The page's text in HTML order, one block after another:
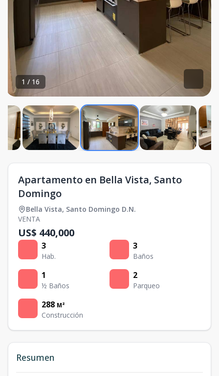
1 / 16
Apartamento en Bella Vista, Santo
Domingo
Bella Vista, Santo Domingo D.N.
VENTA
US$ 440,000
3
Hab.
3
Baños
1
½ Baños
2
Parqueo
288 M²
Construcción
Resumen